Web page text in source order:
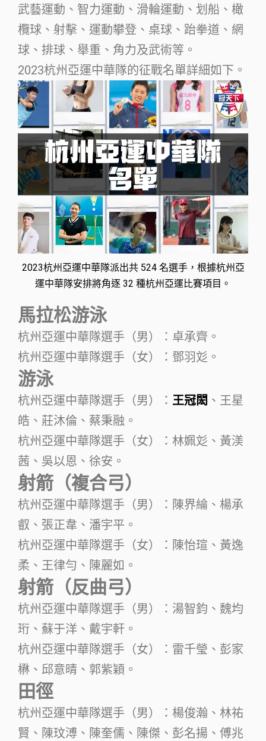
武藝運動、智力運動、滑輪運動、划船、橄
欖球、射擊、運動攀登、桌球、跆拳道、網
球、排球、舉重、角力及武術等。
2023杭州亞運中華隊的征戰名單詳細如下。
2023杭州亞運中華隊派出共 524 名選手，根據杭州亞
運中華隊安排將角逐 32 種杭州亞運比賽項目。
馬拉松游泳
杭州亞運中華隊選手（男）：卓承齊。
杭州亞運中華隊選手（女）：鄧羽彣。
游泳
杭州亞運中華隊選手（男）： 王冠閎 、王星
皓、莊沐倫、蔡秉融。
杭州亞運中華隊選手（女）：林姵彣、黃渼
茜、吳以恩、徐安。
射箭（複合弓）
杭州亞運中華隊選手（男）：陳界綸、楊承
叡、張正韋、潘宇平。
杭州亞運中華隊選手（女）：陳怡瑄、黃逸
柔、王律勻、陳麗如。
射箭（反曲弓）
杭州亞運中華隊選手（男）：湯智鈞、魏均
珩、蘇于洋、戴宇軒。
杭州亞運中華隊選手（女）：雷千瑩、彭家
楙、邱意晴、郭紫穎。
田徑
杭州亞運中華隊選手（男）：楊俊瀚、林祐
賢、陳玟溥、陳奎儒、陳傑、彭名揚、傅兆